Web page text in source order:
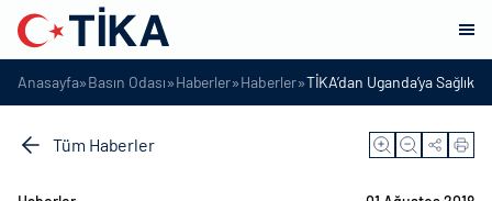
Anasayfa»Basın Odası»Haberler»Haberler»TİKA’dan Uganda’ya Sağlık
Tüm Haberler